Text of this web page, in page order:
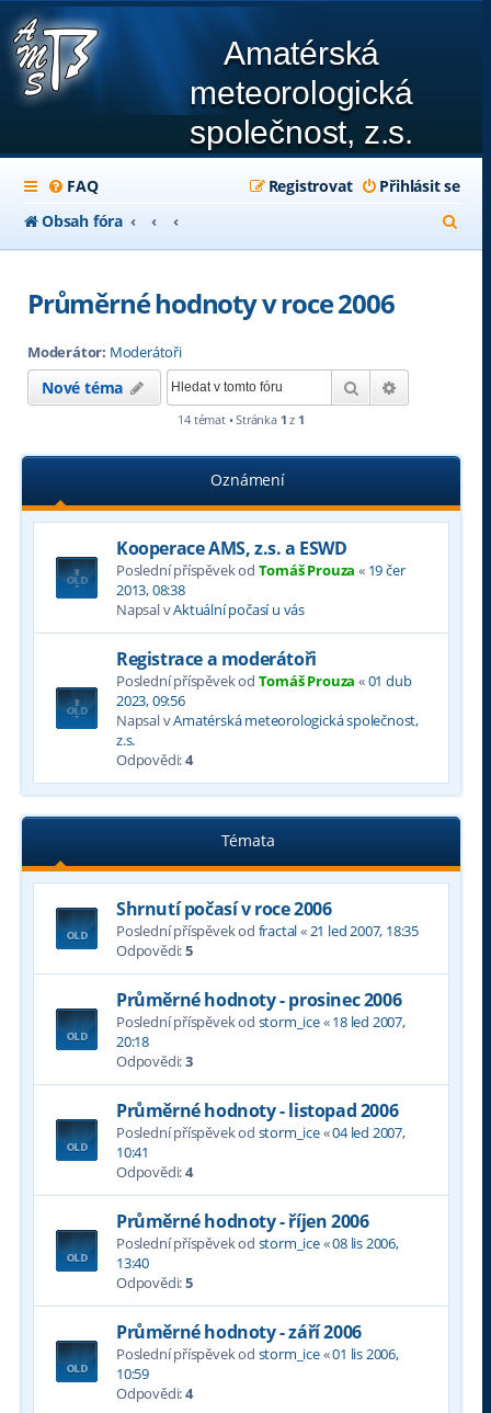
Amatérská
meteorologická
společnost, z.s.
FAQ Přihlásit se
Registrovat
Obsah fóra
l
Průměrné hodnoty v roce 2006
Moderátor: Moderátoři
Nové téma Hledat
14 témat • Stránka 1 z 1
Oznámení
Kooperace AMS, z.s. a ESWD
Poslední příspěvek od Tomáš Prouza « 19 čer
2013, 08:38
Napsal vAktuální počasí u vás
Registrace a moderátoři
Poslední příspěvek od Tomáš Prouza «01 dub
2023, 09:56
Napsal vAmatérská meteorologická společnost,
z.s.
Odpovědi:4
Témata
Shrnutí počasí v roce 2006
Poslední příspěvek od fractal« 21 led 2007, 18:35
Odpovědi:5
Průměrné hodnoty - prosinec 2006
Poslední příspěvek od storm_ice«18 led 2007,
20:18
Odpovědi:3
Průměrné hodnoty - listopad 2006
Poslední příspěvek od storm_ice«04 led 2007,
10:41
Odpovědi:4
Průměrné hodnoty - říjen 2006
Poslední příspěvek od storm_ice«08 lis 2006,
13:40
Odpovědi:5
Průměrné hodnoty - září 2006
Poslední příspěvek od storm_ice«01 lis 2006,
10:59
Odpovědi:4